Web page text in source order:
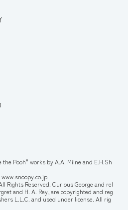
Pooh" works by A.A. Milne and E.H.Sh
Rights Reserved. Curious George and rel
and H. A. Rey, are copyrighted and reg
L.L.C. and used under license. All rig